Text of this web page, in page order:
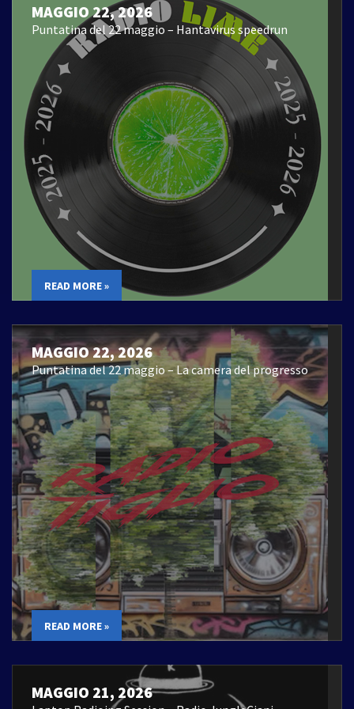
MAGGIO 22, 2026
Puntatina del 22 maggio – Hantavirus speedrun
READ MORE »
MAGGIO 22, 2026
Puntatina del 22 maggio – La camera del progresso
READ MORE »
MAGGIO 21, 2026